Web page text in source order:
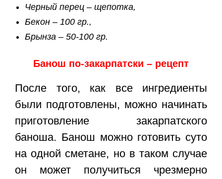
Черный перец – щепотка,
Бекон – 100 гр.,
Брынза – 50-100 гр.
Банош по-закарпатски – рецепт
После того, как все ингредиенты
были подготовлены, можно начинать
приготовление закарпатского
баноша. Банош можно готовить суто
на одной сметане, но в таком случае
он может получиться чрезмерно